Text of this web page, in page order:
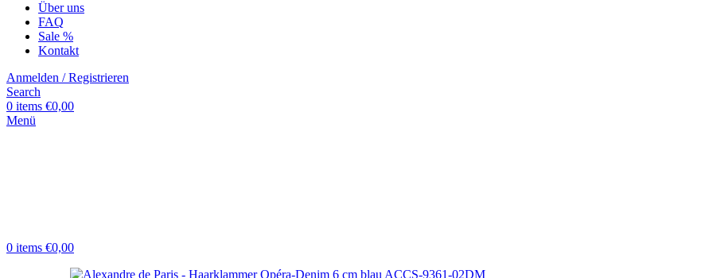
Über uns
FAQ
Sale %
Kontakt
Anmelden / Registrieren
Search
0 items €0,00
Menü
0 items €0,00